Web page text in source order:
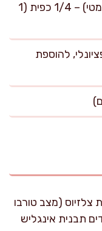
ציפורן טחון (לא חובה, לעידון ארומטי) – 1/4 כפית (1
– 50 גרם (אופציונלי, להוספת
לאפייה על 165 מעלות צלזיוס (מצב טורבו
תבנית אינגליש